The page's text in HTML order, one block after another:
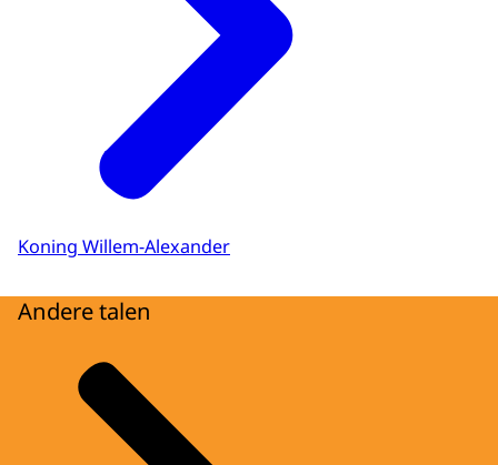
Koning Willem-Alexander
Andere talen